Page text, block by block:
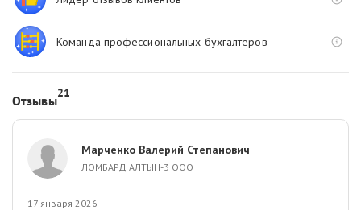
Команда профессиональных бухгалтеров
Отзывы21
Марченко Валерий Степанович
ЛОМБАРД АЛТЫН-3 ООО
17 января 2026